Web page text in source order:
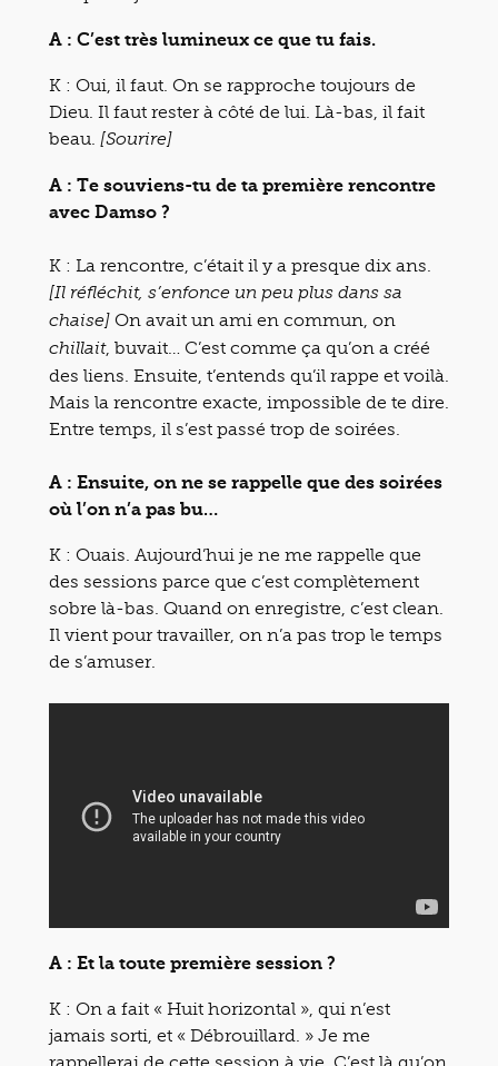
A : C’est très lumineux ce que tu fais.
K : Oui, il faut. On se rapproche toujours de
Dieu. Il faut rester à côté de lui. Là-bas, il fait
beau.
[Sourire]
A : Te souviens-tu de ta première rencontre
avec Damso ?
K : La rencontre, c’était il y a presque dix ans.
[Il réfléchit, s’enfonce un peu plus dans sa
chaise] On avait un ami en commun, on
chillait, buvait… C’est comme ça qu’on a créé
des liens. Ensuite, t’entends qu’il rappe et voilà.
Mais la rencontre exacte, impossible de te dire.
Entre temps, il s’est passé trop de soirées.
A : Ensuite, on ne se rappelle que des soirées
où l’on n’a pas bu…
K : Ouais. Aujourd’hui je ne me rappelle que
des sessions parce que c’est complètement
sobre là-bas. Quand on enregistre, c’est clean.
Il vient pour travailler, on n’a pas trop le temps
de s’amuser.
A : Et la toute première session ?
K : On a fait « Huit horizontal », qui n’est
jamais sorti, et « Débrouillard. » Je me